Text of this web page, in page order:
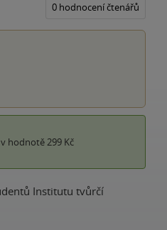
0 hodnocení čtenářů
v hodnotě 299 Kč
Institutu tvůrčí